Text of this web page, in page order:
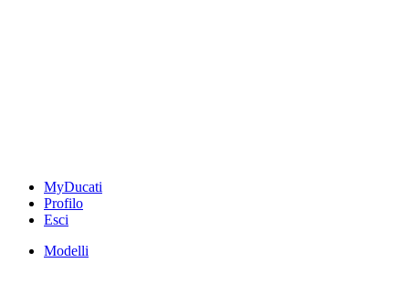
MyDucati
Profilo
Esci
Modelli